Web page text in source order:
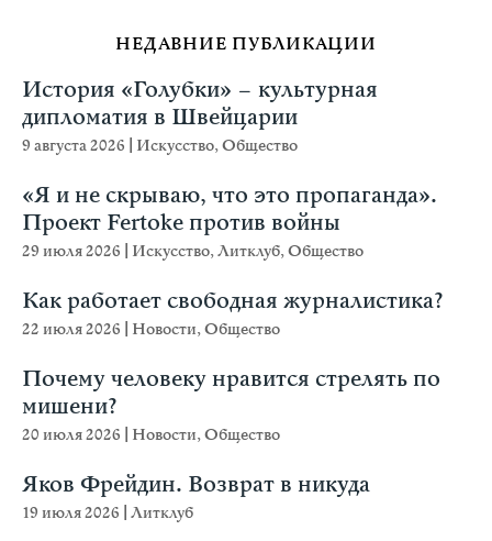
НЕДАВНИЕ ПУБЛИКАЦИИ
История «Голубки» – культурная
дипломатия в Швейцарии
9 августа 2026 Искусство,Общество
«Я и не скрываю, что это пропаганда».
Проект Fertoke против войны
29 июля 2026 Искусство,Литклуб,Общество
Как работает свободная журналистика?
22 июля 2026 Новости,Общество
Почему человеку нравится стрелять по
мишени?
20 июля 2026 Новости,Общество
Яков Фрейдин. Возврат в никуда
19 июля 2026 Литклуб